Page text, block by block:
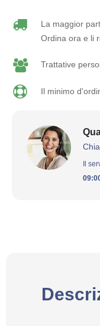
La maggior
Ordina ora e li
Trattative
Il minimo
Il